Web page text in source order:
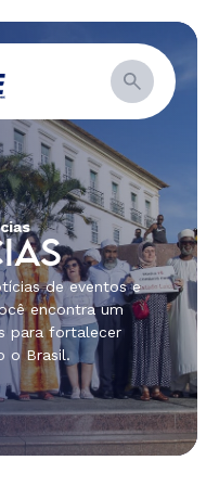
de eventos e
encontra um
para fortalecer
o Brasil.